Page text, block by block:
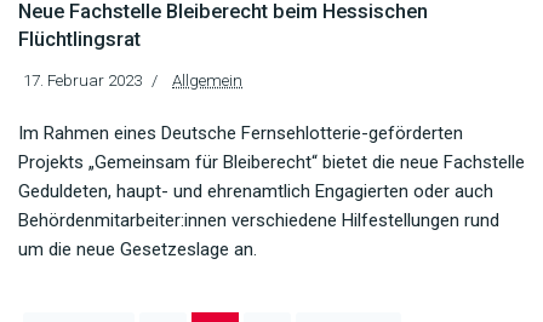
Neue Fachstelle Bleiberecht beim Hessischen
Flüchtlingsrat
17. Februar 2023 Allgemein
Im Rahmen eines Deutsche Fernsehlotterie-geförderten
Projekts „Gemeinsam für Bleiberecht“ bietet die neue Fachstelle
Geduldeten, haupt- und ehrenamtlich Engagierten oder auch
Behördenmitarbeiter:innen verschiedene Hilfestellungen rund
um die neue Gesetzeslage an.